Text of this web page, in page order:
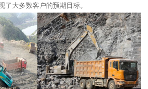
了大多数客户的预期目标。